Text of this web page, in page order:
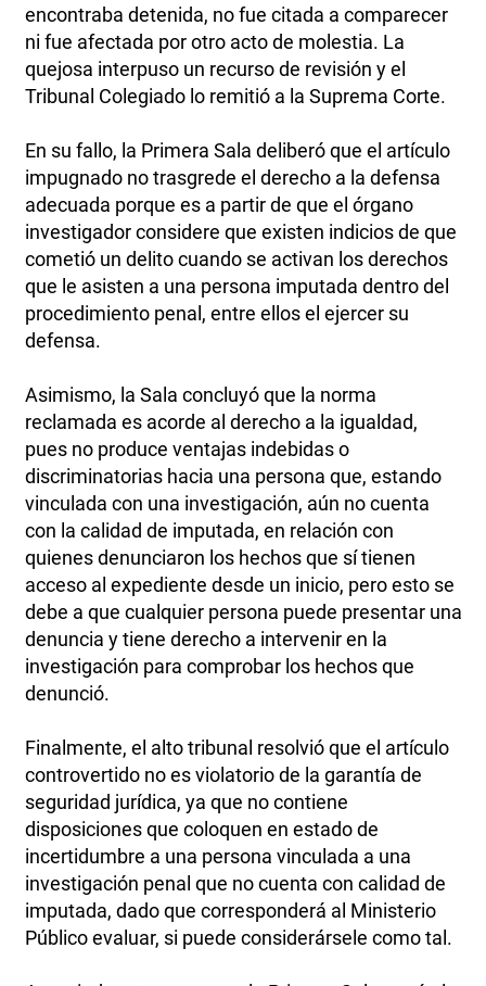
encontraba detenida, no fue citada a comparecer
ni fue afectada por otro acto de molestia. La
quejosa interpuso un recurso de revisión y el
Tribunal Colegiado lo remitió a la Suprema Corte.
En su fallo, la Primera Sala deliberó que el artículo
impugnado no trasgrede el derecho a la defensa
adecuada porque es a partir de que el órgano
investigador considere que existen indicios de que
cometió un delito cuando se activan los derechos
que le asisten a una persona imputada dentro del
procedimiento penal, entre ellos el ejercer su
defensa.
Asimismo, la Sala concluyó que la norma
reclamada es acorde al derecho a la igualdad,
pues no produce ventajas indebidas o
discriminatorias hacia una persona que, estando
vinculada con una investigación, aún no cuenta
con la calidad de imputada, en relación con
quienes denunciaron los hechos que sí tienen
acceso al expediente desde un inicio, pero esto se
debe a que cualquier persona puede presentar una
denuncia y tiene derecho a intervenir en la
investigación para comprobar los hechos que
denunció.
Finalmente, el alto tribunal resolvió que el artículo
controvertido no es violatorio de la garantía de
seguridad jurídica, ya que no contiene
disposiciones que coloquen en estado de
incertidumbre a una persona vinculada a una
investigación penal que no cuenta con calidad de
imputada, dado que corresponderá al Ministerio
Público evaluar, si puede considerársele como tal.